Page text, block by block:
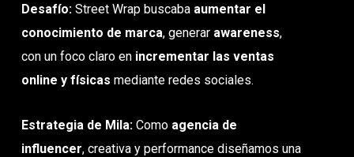
Desafío:Street Wrap buscaba aumentar el
conocimiento de marca, generar awareness,
con un foco claro en incrementar las ventas
online y físicas mediante redes sociales.
Estrategia de Mila:Como agencia de
influencer, creativa y performance diseñamos una